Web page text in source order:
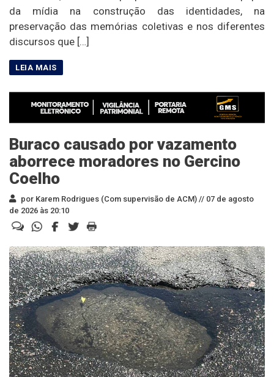
da mídia na construção das identidades, na
preservação das memórias coletivas e nos diferentes
discursos que […]
Buraco causado por vazamento
aborrece moradores no Gercino
Coelho
por Karem Rodrigues (Com supervisão de ACM) // 07 de agosto
de 2026 às 20:10